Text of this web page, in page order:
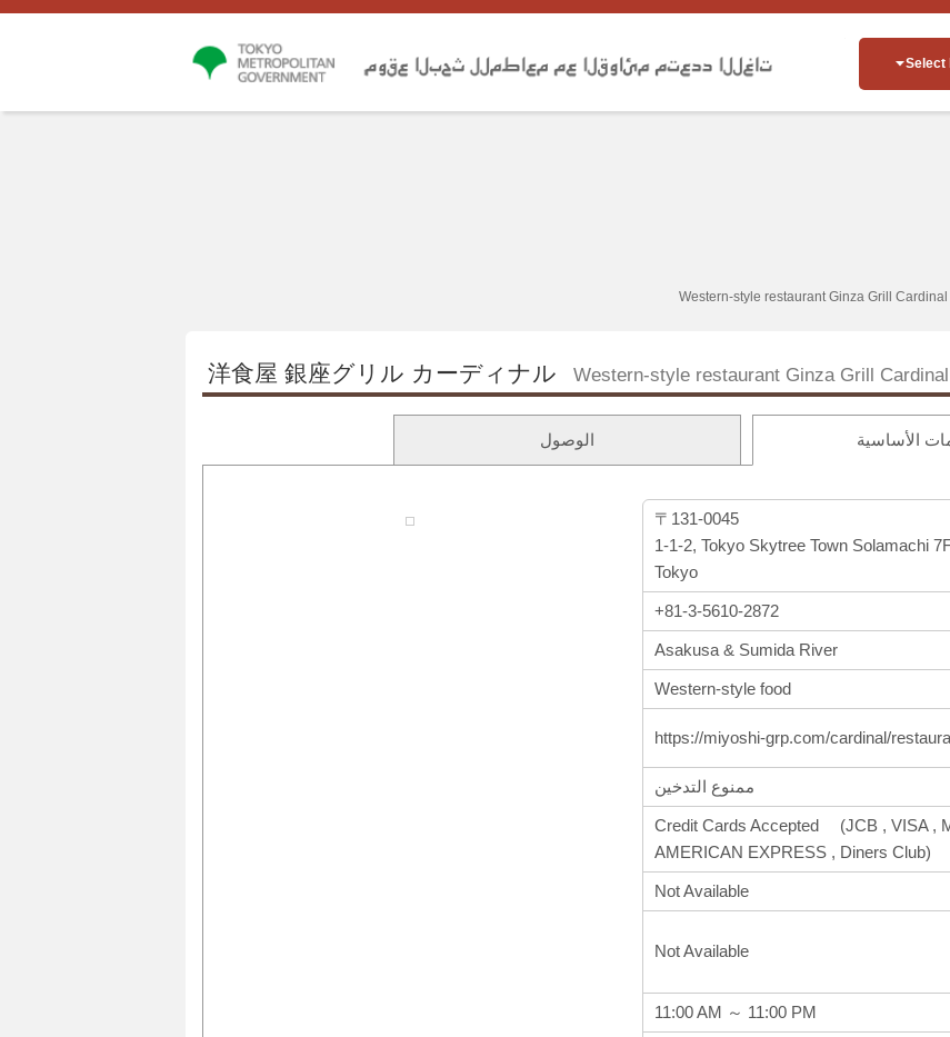
Select
Western-style restaurant Ginza Grill Cardinal
洋食屋 銀座グリル カーディナル Western-style restaurant Ginza Grill Cardinal
الأساسية الوصول
〒131-0045
1-1-2, Tokyo Skytree Town Solamachi
Tokyo
+81-3-5610-2872
Asakusa & Sumida River
Western-style food
https://miyoshi-grp.com/cardinal/
ممنوع التدخين
Credit Cards Accepted (JCB , VISA ,
AMERICAN EXPRESS , Diners Club)
Not Available
Not Available
11:00 AM ～ 11:00 PM